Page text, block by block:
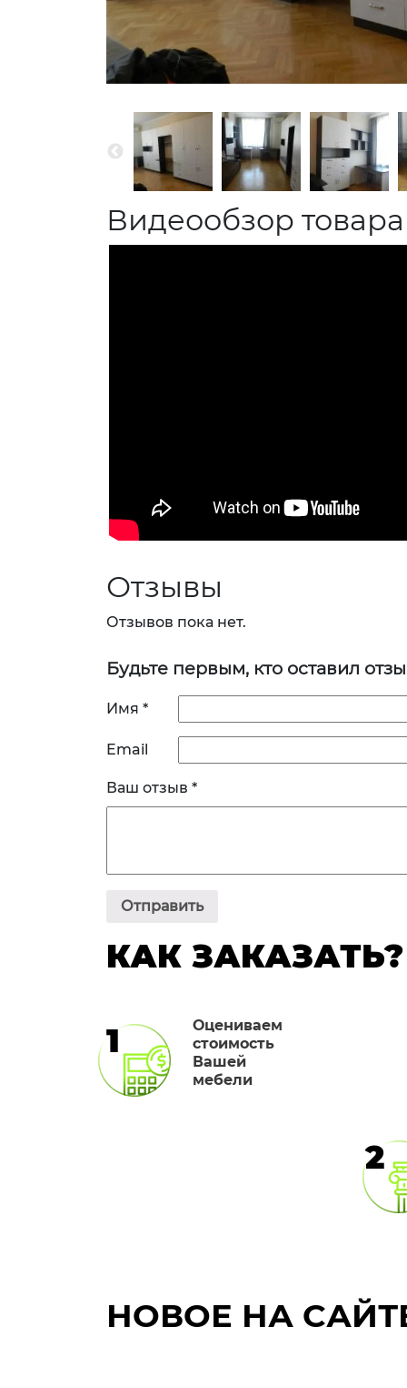
Видеообзор товара
Отзывы
Отзывов пока нет.
Будьте первым, кто оставил
Имя *
Email
Ваш отзыв *
КАК ЗАКАЗАТЬ?
1
Оцениваем
стоимость
Вашей
мебели
2
НОВОЕ НА